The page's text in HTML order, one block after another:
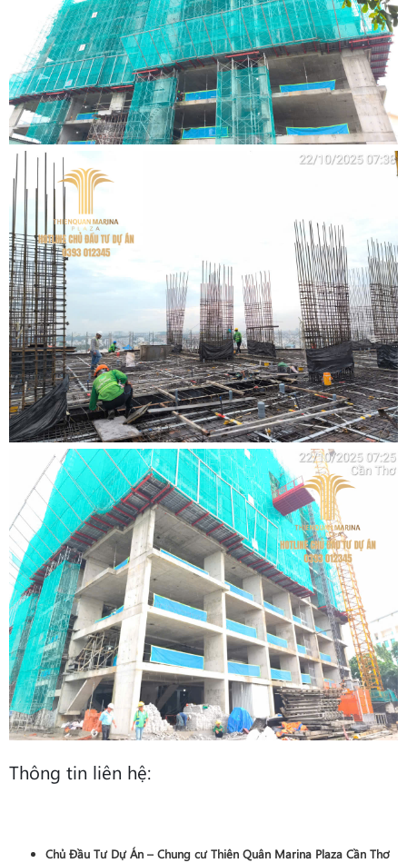
Thông tin liên hệ:
Chủ Đầu Tư Dự Án – Chung cư Thiên Quân Marina Plaza Cần Thơ